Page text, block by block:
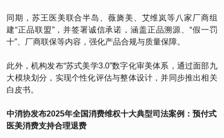
同期，苏王医美联合半岛、薇旖美、艾维岚等八家厂商组
建“正品联盟”，并签署诚信承诺，涵盖正品溯源、“假一罚
十”、厂商联保等内容，强化产品合规与质量保障。
此外，机构发布“苏式美学3.0”数字化审美体系，通过面部九
大模块划分，实现个性化评估与整体设计，并同步推出相关
白皮书。
中消协发布2025年全国消费维权十大典型司法案例：预付式
医美消费支持合理退费